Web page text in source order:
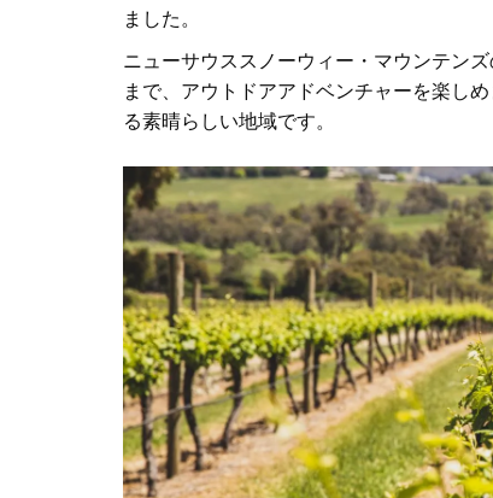
ました。
ニューサウススノーウィー・マウンテン
まで、アウトドアアドベンチャーを楽し
る素晴らしい地域です。